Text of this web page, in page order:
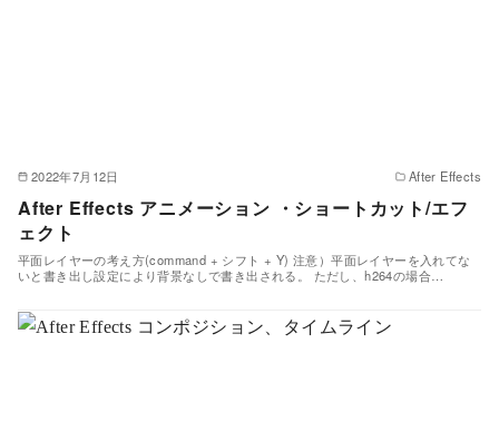
2022年7月12日 After Effects
After Effects アニメーション ・ショートカット/エフ
ェクト
平面レイヤーの考え方(command + シフト + Y) 注意）平面レイヤーを入れてな
いと書き出し設定により背景なしで書き出される。 ただし、h264の場合…